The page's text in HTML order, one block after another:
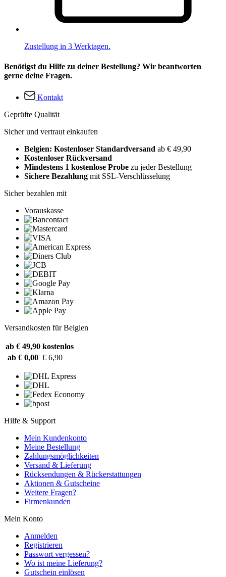
Zustellung in 3 Werktagen.
Benötigst du Hilfe zu deiner Bestellung? Wir beantworten
gerne deine Fragen.
Kontakt
Geprüfte Qualität
Sicher und vertraut einkaufen
Belgien: Kostenloser Standardversand ab € 49,90
Kostenloser Rückversand
Mindestens 1 kostenlose Probe zu jeder Bestellung
Sichere Bezahlung mit SSL-Verschlüsselung
Sicher bezahlen mit
Vorauskasse
Versandkosten für Belgien
ab € 49,90 kostenlos
ab € 0,00 € 6,90
Hilfe & Support
Mein Kundenkonto
Meine Bestellung
Zahlungsmöglichkeiten
Versand & Lieferung
Rücksendungen & Rückerstattungen
Aktionen & Gutscheine
Weitere Fragen?
Firmenkunden
Mein Konto
Anmelden
Registrieren
Passwort vergessen?
Wo ist meine Lieferung?
Gutschein einlösen